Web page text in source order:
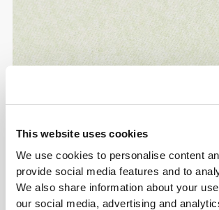
This website uses cookies
We use cookies to personalise content
provide social media features and to
We also share information about your
our social media, advertising and